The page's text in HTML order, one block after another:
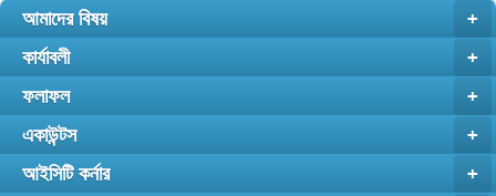
+
আমাদের বিষয়
+
কার্যাবলী
+
ফলাফল
+
একাউন্টস
+
আইসিটি কর্নার